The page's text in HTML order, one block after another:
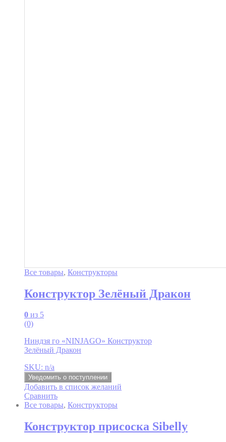
Все товары, Конструкторы
Конструктор Зелёный Дракон
0 из 5
(0)
Ниндзя го «NINJAGO» Конструктор
Зелёный Дракон
SKU: n/a
Уведомить о поступлении
Добавить в список желаний
Сравнить
Все товары, Конструкторы
Конструктор присоска Sibelly